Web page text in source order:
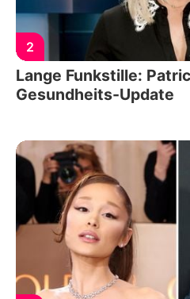
2
Lange Funkstille:
Gesundheits-Update